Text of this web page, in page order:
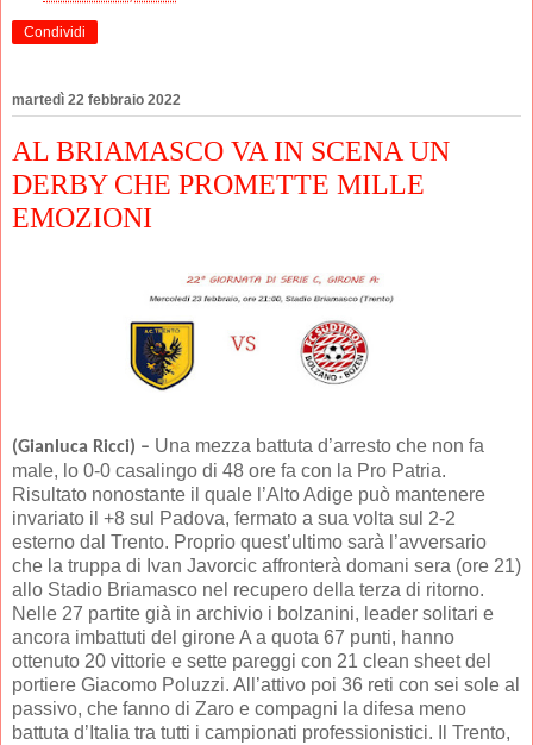
Condividi
martedì 22 febbraio 2022
AL BRIAMASCO VA IN SCENA UN
DERBY CHE PROMETTE MILLE
EMOZIONI
(Gianluca Ricci) – Una mezza battuta d’arresto che non fa
male, lo 0-0 casalingo di 48 ore fa con la Pro Patria.
Risultato nonostante il quale l’Alto Adige può mantenere
invariato il +8 sul Padova, fermato a sua volta sul 2-2
esterno dal Trento. Proprio quest’ultimo sarà l’avversario
che la truppa di Ivan Javorcic affronterà domani sera (ore 21)
allo Stadio Briamasco nel recupero della terza di ritorno.
Nelle 27 partite già in archivio i bolzanini, leader solitari e
ancora imbattuti del girone A a quota 67 punti, hanno
ottenuto 20 vittorie e sette pareggi con 21 clean sheet del
portiere Giacomo Poluzzi. All’attivo poi 36 reti con sei sole al
passivo, che fanno di Zaro e compagni la difesa meno
battuta d’Italia tra tutti i campionati professionistici. Il Trento,